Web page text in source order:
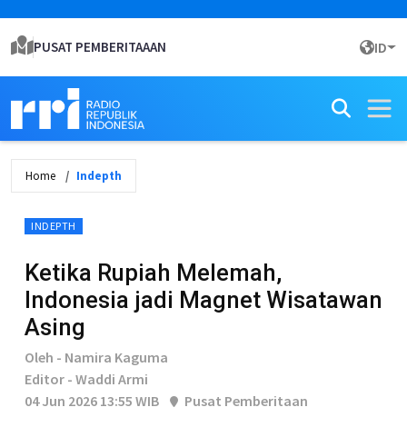
PUSAT PEMBERITAAAN ID
Home Indepth
INDEPTH
Ketika Rupiah Melemah,
Indonesia jadi Magnet Wisatawan
Asing
Oleh - Namira Kaguma
Editor - Waddi Armi
04 Jun 2026 13:55 WIB
Pusat Pemberitaan